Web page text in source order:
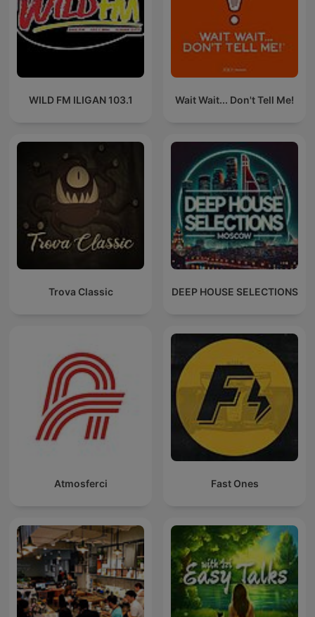
WILD FM ILIGAN 103.1 Wait Wait... Don't Tell Me!
Trova Classic DEEP HOUSE SELECTIONS
Atmosferci Fast Ones